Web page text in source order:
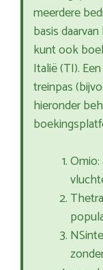
meerdere
basis
kunt ook
Italië (TI).
treinpas
hieronder